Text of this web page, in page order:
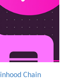
Chain